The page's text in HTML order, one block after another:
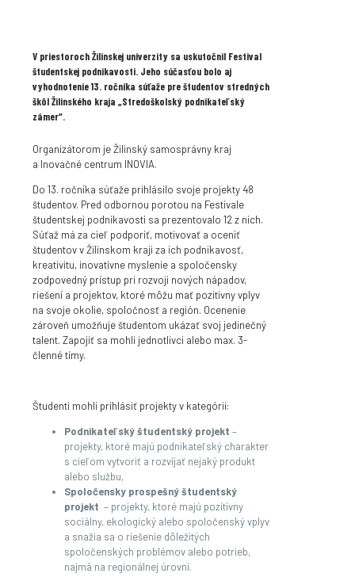
V priestoroch Žilinskej univerzity sa uskutočnil Festival
študentskej podnikavosti. Jeho súčasťou bolo aj
vyhodnotenie 13. ročníka súťaže pre študentov stredných
škôl Žilinského kraja „Stredoškolský podnikateľský
zámer“.
Organizátorom je Žilinský samosprávny kraj
a Inovačné centrum INOVIA.
Do 13. ročníka súťaže prihlásilo svoje projekty 48
študentov. Pred odbornou porotou na Festivale
študentskej podnikavosti sa prezentovalo 12 z nich.
Súťaž má za cieľ podporiť, motivovať a oceniť
študentov v Žilinskom kraji za ich podnikavosť,
kreativitu, inovatívne myslenie a spoločensky
zodpovedný prístup pri rozvoji nových nápadov,
riešení a projektov, ktoré môžu mať pozitívny vplyv
na svoje okolie, spoločnosť a región. Ocenenie
zároveň umožňuje študentom ukázať svoj jedinečný
talent. Zapojiť sa mohli jednotlivci alebo max. 3-
členné tímy.
Študenti mohli prihlásiť projekty v kategórii:
Podnikateľský študentský projekt –
projekty, ktoré majú podnikateľský charakter
s cieľom vytvoriť a rozvíjať nejaký produkt
alebo službu,
Spoločensky prospešný študentský
projekt – projekty, ktoré majú pozitívny
sociálny, ekologický alebo spoločenský vplyv
a snažia sa o riešenie dôležitých
spoločenských problémov alebo potrieb,
najmä na regionálnej úrovni.